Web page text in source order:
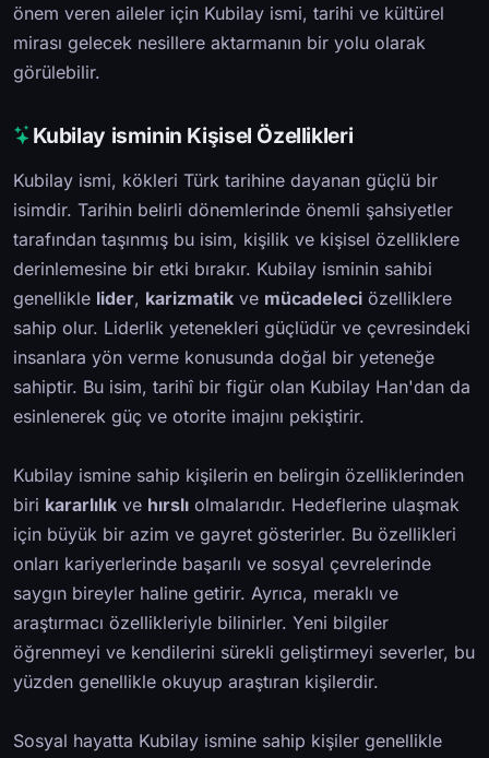
önem veren aileler için Kubilay ismi, tarihi ve kültürel
mirası gelecek nesillere aktarmanın bir yolu olarak
görülebilir.
Kubilay isminin Kişisel Özellikleri
Kubilay ismi, kökleri Türk tarihine dayanan güçlü bir
isimdir. Tarihin belirli dönemlerinde önemli şahsiyetler
tarafından taşınmış bu isim, kişilik ve kişisel özelliklere
derinlemesine bir etki bırakır. Kubilay isminin sahibi
genellikle lider, karizmatik ve mücadeleci özelliklere
sahip olur. Liderlik yetenekleri güçlüdür ve çevresindeki
insanlara yön verme konusunda doğal bir yeteneğe
sahiptir. Bu isim, tarihî bir figür olan Kubilay Han'dan da
esinlenerek güç ve otorite imajını pekiştirir.
Kubilay ismine sahip kişilerin en belirgin özelliklerinden
biri kararlılık ve hırslı olmalarıdır. Hedeflerine ulaşmak
için büyük bir azim ve gayret gösterirler. Bu özellikleri
onları kariyerlerinde başarılı ve sosyal çevrelerinde
saygın bireyler haline getirir. Ayrıca, meraklı ve
araştırmacı özellikleriyle bilinirler. Yeni bilgiler
öğrenmeyi ve kendilerini sürekli geliştirmeyi severler, bu
yüzden genellikle okuyup araştıran kişilerdir.
Sosyal hayatta Kubilay ismine sahip kişiler genellikle